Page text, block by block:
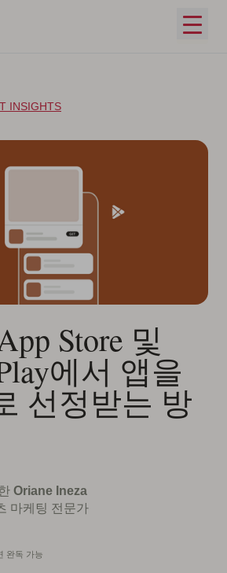
메인
INSIGHTS
Store 및
에서 앱을
선정받는 방
Oriane Ineza
마케팅 전문가
완독 가능